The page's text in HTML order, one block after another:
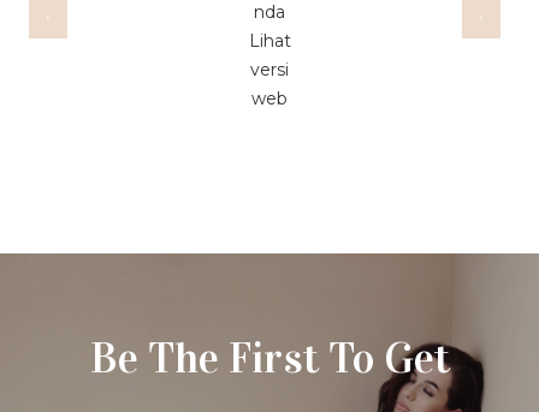
‹ ›
nda
Lihat
versi
web
Be The First To Get